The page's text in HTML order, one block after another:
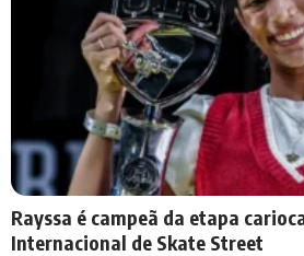
Rayssa é campeã da etapa
Internacional de Skate Street